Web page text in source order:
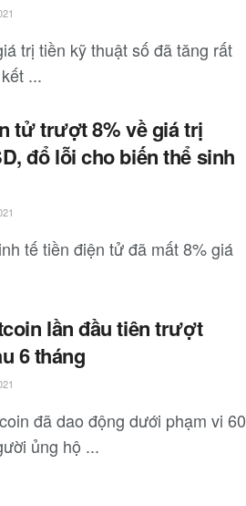
trị tiền kỹ thuật số đã tăng rất
...
tử trượt 8% về giá trị
đổ lỗi cho biến thể sinh
tế tiền điện tử đã mất 8% giá
lần đầu tiên trượt
6 tháng
đã dao động dưới phạm vi 60
ủng hộ ...